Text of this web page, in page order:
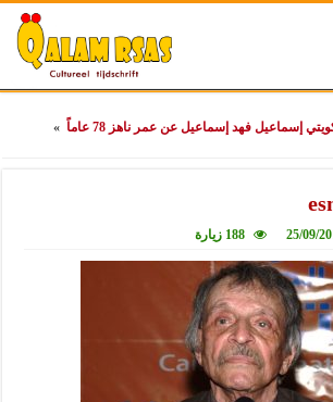
إسماعيل فهد إسماعيل عن عمر ناهز 78 عاماً
»
25/09/ 188 زيارة